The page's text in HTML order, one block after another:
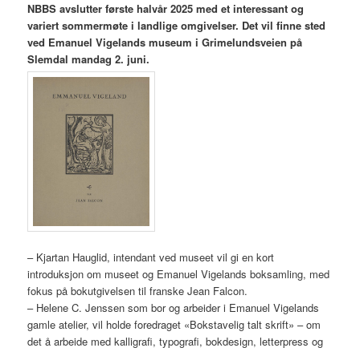
NBBS avslutter første halvår 2025 med et interessant og
variert sommermøte i landlige omgivelser. Det vil finne sted
ved Emanuel Vigelands museum i Grimelundsveien på
Slemdal mandag 2. juni.
– Kjartan Hauglid, intendant ved museet vil gi en kort
introduksjon om museet og Emanuel Vigelands boksamling, med
fokus på bokutgivelsen til franske Jean Falcon.
– Helene C. Jenssen som bor og arbeider i Emanuel Vigelands
gamle atelier, vil holde foredraget «Bokstavelig talt skrift» – om
det å arbeide med kalligrafi, typografi, bokdesign, letterpress og